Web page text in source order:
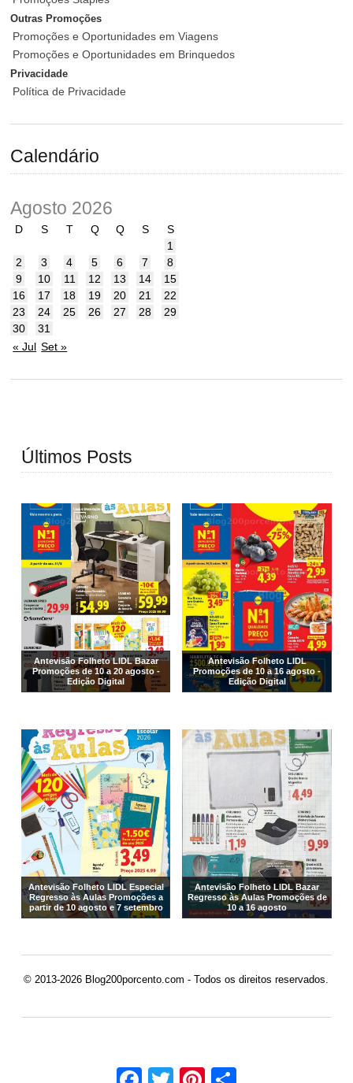
Outras Promoções
Promoções e Oportunidades em Viagens
Promoções e Oportunidades em Brinquedos
Privacidade
Política de Privacidade
Calendário
Agosto 2026
D S T Q Q S
S
1
2
3 4 5 6 7
8
9
10 11 12 13 14
15
16
17 18 19 20 21
22
23
24 25 26 27 28
29
30
31
« Jul Set »
Últimos Posts
Antevisão Folheto LIDL Bazar
Promoções de 10 a 20 agosto -
Edição Digital
Antevisão Folheto LIDL
Promoções de 10 a 16 agosto -
Edição Digital
Antevisão Folheto LIDL Especial
Regresso às Aulas Promoções a
partir de 10 agosto e 7 setembro
Antevisão Folheto LIDL Bazar
Regresso às Aulas Promoções de
10 a 16 agosto
© 2013-2026 Blog200porcento.com - Todos os direitos reservados.
Facebook Twitter Pinterest